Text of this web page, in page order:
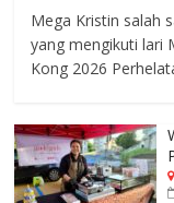
Mega Kristin salah
yang mengikuti lari
Kong 2026